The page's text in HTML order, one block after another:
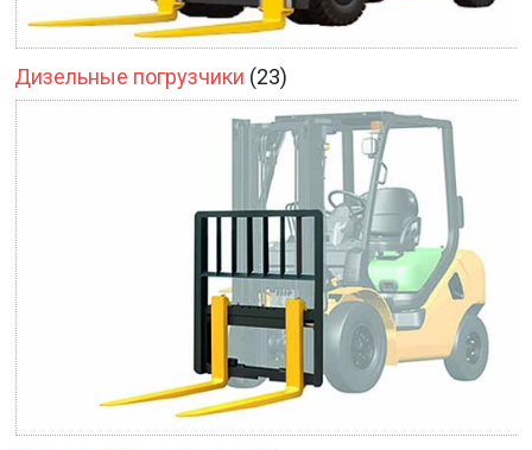
Дизельные погрузчики (23)